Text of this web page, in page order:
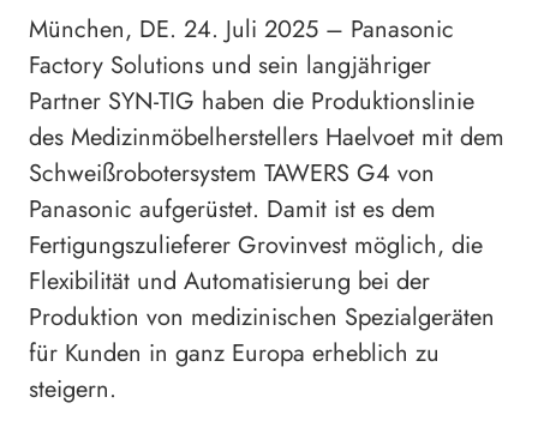
München, DE. 24. Juli 2025 – Panasonic
Factory Solutions und sein langjähriger
Partner SYN-TIG haben die Produktionslinie
des Medizinmöbelherstellers Haelvoet mit dem
Schweißrobotersystem TAWERS G4 von
Panasonic aufgerüstet. Damit ist es dem
Fertigungszulieferer Grovinvest möglich, die
Flexibilität und Automatisierung bei der
Produktion von medizinischen Spezialgeräten
für Kunden in ganz Europa erheblich zu
steigern.